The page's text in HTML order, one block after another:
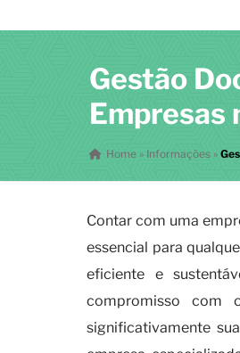
Gestão
Empresas
Home » Informações »
Contar com uma
essencial para
eficiente e
compromisso com
significativamente